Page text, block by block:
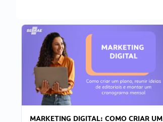
MARKETING DIGITAL: COMO CRIAR UM